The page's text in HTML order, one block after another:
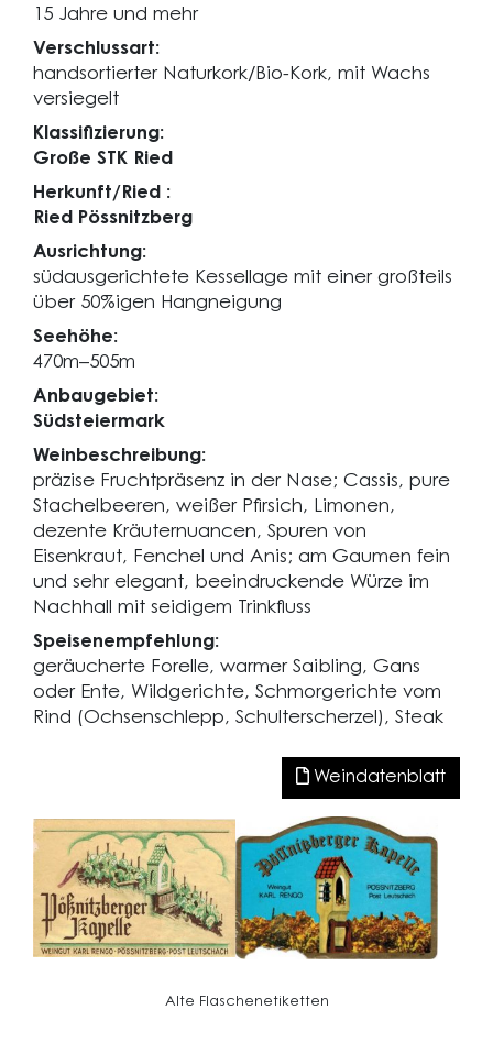
15 Jahre und mehr
Verschlussart:
handsortierter Naturkork/Bio-Kork, mit Wachs
versiegelt
Alte Flaschenetiketten
Klassifizierung:
Große STK Ried
Herkunft/Ried :
Ried Pössnitzberg
Ausrichtung:
südausgerichtete Kessellage mit einer großteils
über 50%igen Hangneigung
Seehöhe:
470m–505m
Anbaugebiet:
Südsteiermark
Weinbeschreibung:
präzise Fruchtpräsenz in der Nase; Cassis, pure
Stachelbeeren, weißer Pfirsich, Limonen,
dezente Kräuternuancen, Spuren von
Eisenkraut, Fenchel und Anis; am Gaumen fein
und sehr elegant, beeindruckende Würze im
Nachhall mit seidigem Trinkfluss
Speisenempfehlung:
geräucherte Forelle, warmer Saibling, Gans
oder Ente, Wildgerichte, Schmorgerichte vom
Rind (Ochsenschlepp, Schulterscherzel), Steak
Weindatenblatt